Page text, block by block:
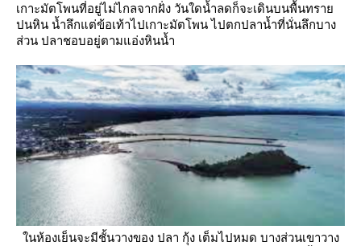
เกาะมัตโพนที่อยู่ไม่ไกลจากฝั่ง วันใดน้ำลดก็จะเดินบนพื้นทรา
ปนหิน น้ำลึกแต่ข้อเท้าไปเกาะมัตโพน ไปตกปลาน้ำที่นั่นลึกบาง
ส่วน ปลาชอบอยู่ตามแอ่งหินน้ำ
นห้องเย็นจะมีชั้นวางของ ปลา กุ้ง เต็มไปหมด บางส่วนเขาวาง